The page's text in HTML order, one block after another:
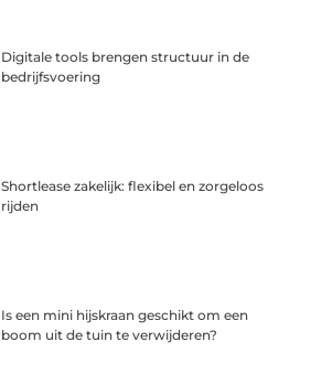
Digitale tools brengen structuur in de
bedrijfsvoering
Shortlease zakelijk: flexibel en zorgeloos
rijden
Is een mini hijskraan geschikt om een
boom uit de tuin te verwijderen?